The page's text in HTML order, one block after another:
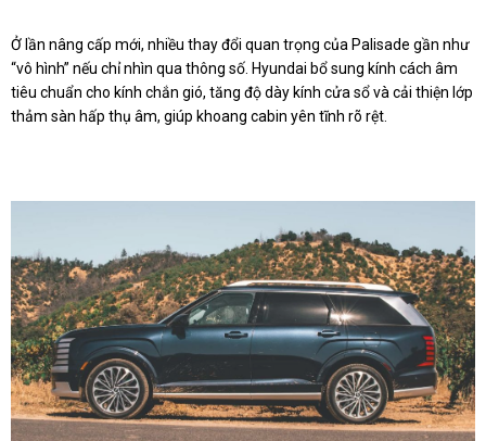
Ở lần nâng cấp mới, nhiều thay đổi quan trọng của Palisade gần như
“vô hình” nếu chỉ nhìn qua thông số. Hyundai bổ sung kính cách âm
tiêu chuẩn cho kính chắn gió, tăng độ dày kính cửa sổ và cải thiện lớp
thảm sàn hấp thụ âm, giúp khoang cabin yên tĩnh rõ rệt.